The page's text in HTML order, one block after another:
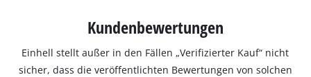
Kundenbewertungen
Einhell stellt außer in den Fällen „Verifizierter Kauf“ nicht
sicher, dass die veröffentlichten Bewertungen von solchen